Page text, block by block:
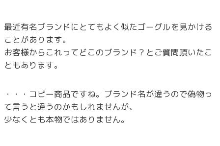
最近有名ブランドにとてもよく似たゴーグルを見かける
ことがあります。
お客様からこれってどこのブランド？とご質問頂いたこ
ともあります。
・・・コピー商品ですね。ブランド名が違うので偽物っ
て言うと違うのかもしれませんが、
少なくとも本物ではありません。